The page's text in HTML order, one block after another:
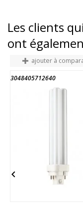
Les clients
ont
ajouter à
3048405712640
FIN DE STOCK
